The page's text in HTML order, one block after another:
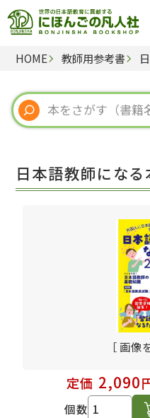
HOME 教師用参考書
日本語教師になる
［ 画像
定価 2,090
個数